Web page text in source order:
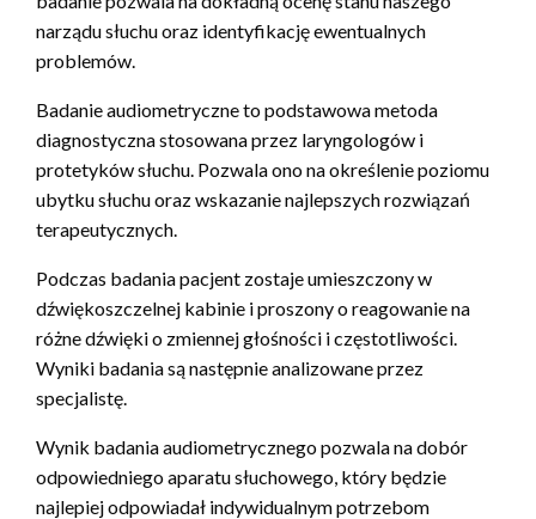
narządu słuchu oraz identyfikację ewentualnych
problemów.
Badanie audiometryczne to podstawowa metoda
diagnostyczna stosowana przez laryngologów i
protetyków słuchu. Pozwala ono na określenie poziomu
ubytku słuchu oraz wskazanie najlepszych rozwiązań
terapeutycznych.
Podczas badania pacjent zostaje umieszczony w
dźwiękoszczelnej kabinie i proszony o reagowanie na
różne dźwięki o zmiennej głośności i częstotliwości.
Wyniki badania są następnie analizowane przez
specjalistę.
Wynik badania audiometrycznego pozwala na dobór
odpowiedniego aparatu słuchowego, który będzie
najlepiej odpowiadał indywidualnym potrzebom